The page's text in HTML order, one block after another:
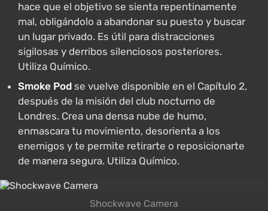
hace que el objetivo se sienta repentinamente
mal, obligándolo a abandonar su puesto y buscar
un lugar privado. Es útil para distracciones
sigilosas y derribos silenciosos posteriores.
Utiliza Químico.
Smoke Pod se vuelve disponible en el Capítulo 2,
después de la misión del club nocturno de
Londres. Crea una densa nube de humo,
enmascara tu movimiento, desorienta a los
enemigos y te permite retirarte o reposicionarte
de manera segura. Utiliza Químico.
Shockwave Camera